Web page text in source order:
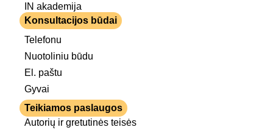
IN akademija
Konsultacijos būdai
Telefonu
Nuotoliniu būdu
El. paštu
Gyvai
Teikiamos paslaugos
Autorių ir gretutinės teisės